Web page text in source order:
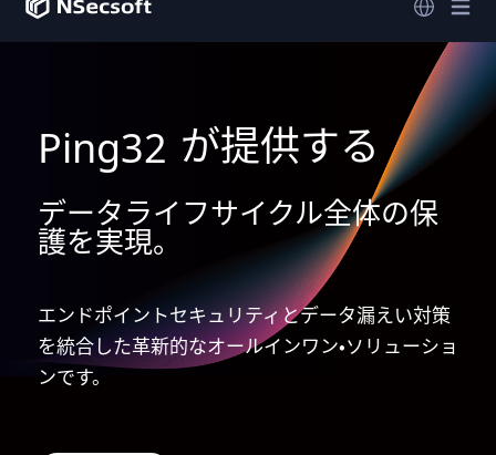
Ping32 が提供する
データライフサイクル全体の保
護を実現。
エンドポイントセキュリティとデータ漏えい対策
を統合した革新的なオールインワン・ソリューショ
ンです。